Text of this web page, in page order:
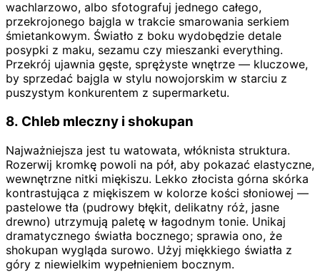
wachlarzowo, albo sfotografuj jednego całego,
przekrojonego bajgla w trakcie smarowania serkiem
śmietankowym. Światło z boku wydobędzie detale
posypki z maku, sezamu czy mieszanki everything.
Przekrój ujawnia gęste, sprężyste wnętrze — kluczowe,
by sprzedać bajgla w stylu nowojorskim w starciu z
puszystym konkurentem z supermarketu.
8. Chleb mleczny i shokupan
Najważniejsza jest tu watowata, włóknista struktura.
Rozerwij kromkę powoli na pół, aby pokazać elastyczne,
wewnętrzne nitki miękiszu. Lekko złocista górna skórka
kontrastująca z miękiszem w kolorze kości słoniowej —
pastelowe tła (pudrowy błękit, delikatny róż, jasne
drewno) utrzymują paletę w łagodnym tonie. Unikaj
dramatycznego światła bocznego; sprawia ono, że
shokupan wygląda surowo. Użyj miękkiego światła z
góry z niewielkim wypełnieniem bocznym.